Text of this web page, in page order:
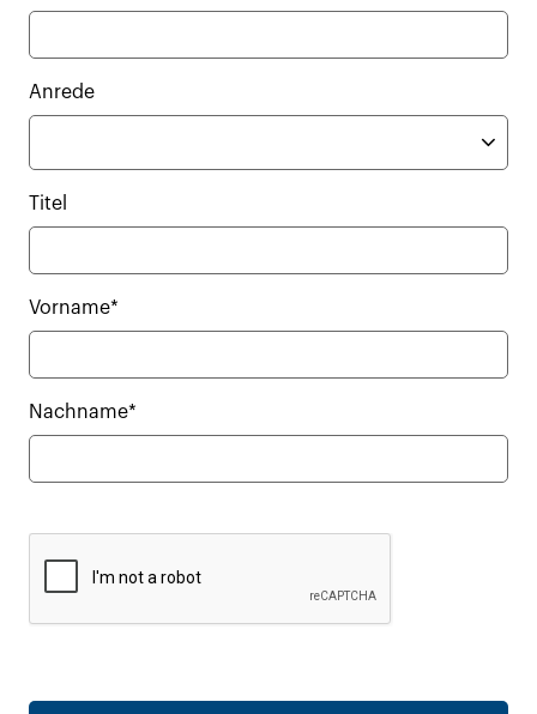
Anrede
Titel
Vorname*
Nachname*